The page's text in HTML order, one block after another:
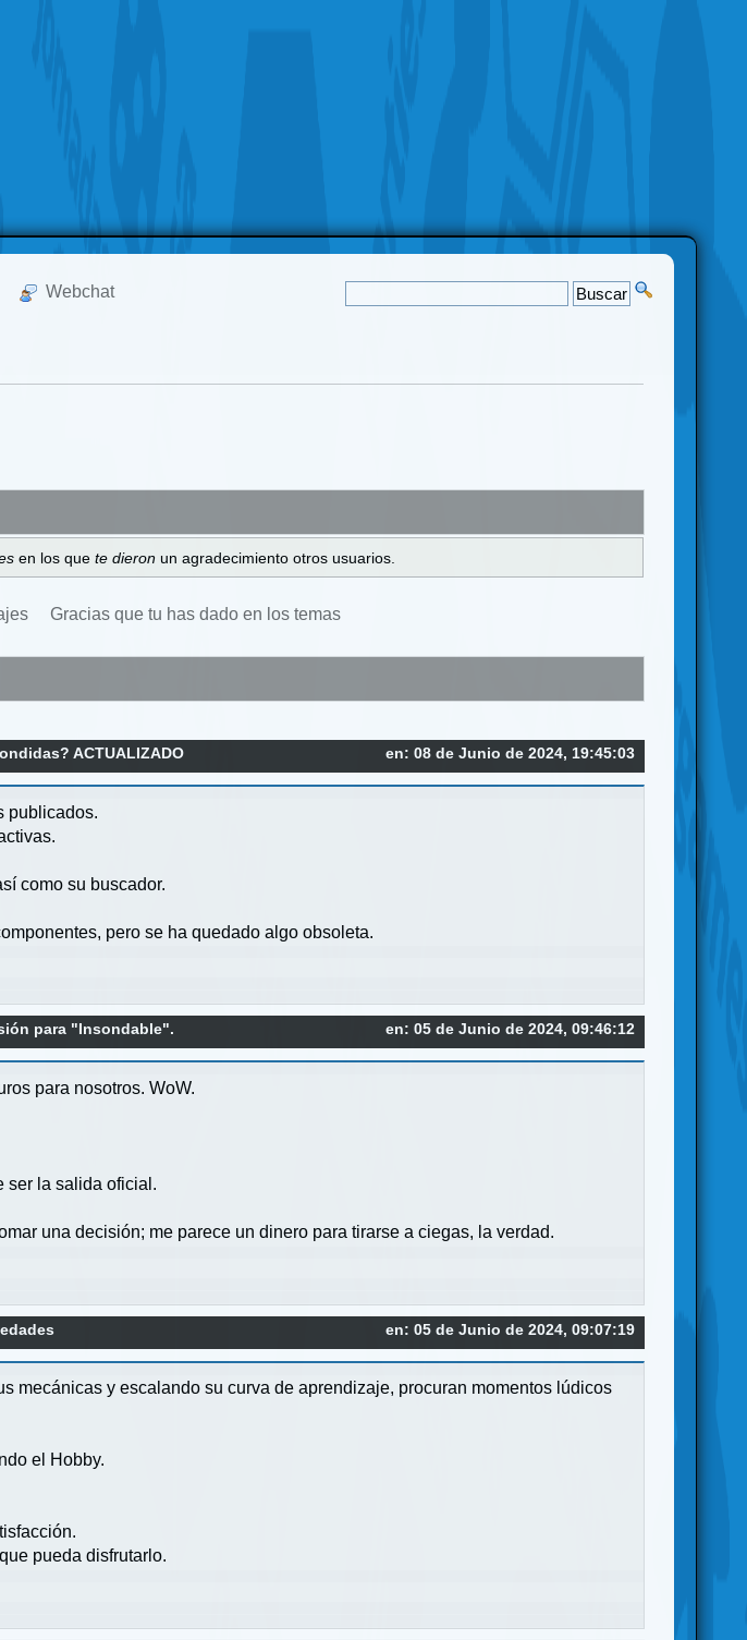
Webchat
en los que te dieron un agradecimiento otros usuarios.
Gracias que tu has dado en los temas
en: 08 de Junio de 2024, 19:45:03
ACTUALIZADO
publicados.
como su buscador.
pero se ha quedado algo obsoleta.
en: 05 de Junio de 2024, 09:46:12
para "Insondable".
para nosotros. WoW.
ser la salida oficial.
una decisión; me parece un dinero para tirarse a ciegas, la verdad.
en: 05 de Junio de 2024, 09:07:19
mecánicas y escalando su curva de aprendizaje, procuran momentos lúdicos
el Hobby.
pueda disfrutarlo.